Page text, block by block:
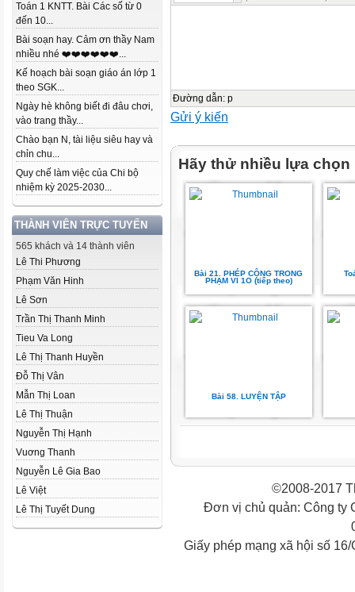
Toán 1 KNTT. Bài Các số từ 0
đến 10...
Bài soạn hay. Cảm ơn thầy Nam
nhiều nhé ❤️❤️❤️❤️❤️❤️...
Kế hoạch bài soạn giáo án lớp 1
theo SGK...
Ngày hè không biết đi đâu chơi,
vào trang thầy...
Chào bạn N, tài liệu siêu hay và
chỉn chu...
Quy chế làm việc của Chi bộ
nhiệm kỳ 2025-2030...
THÀNH VIÊN TRỰC TUYẾN
565 khách và 14 thành viên
Lê Thi Phương
Phạm Văn Hinh
Lê Sơn
Trần Thị Thanh Minh
Tieu Va Long
Lê Thị Thanh Huyền
Đỗ Thị Vân
Mẫn Thị Loan
Lê Thị Thuận
Nguyễn Thị Hạnh
Vuơng Thanh
Nguyễn Lê Gia Bao
Lê Việt
Lê Thị Tuyết Dung
Đường dẫn: p
Gửi ý kiến
Hãy thử nhiều lựa chọn
Bài 21. PHÉP CỘNG TRONG
PHẠM VI 1O (tiếp theo)
Bài 58. LUYỆN TẬP
©2008-2017
Đơn vị chủ quản: Công ty
Giấy phép mạng xã hội số